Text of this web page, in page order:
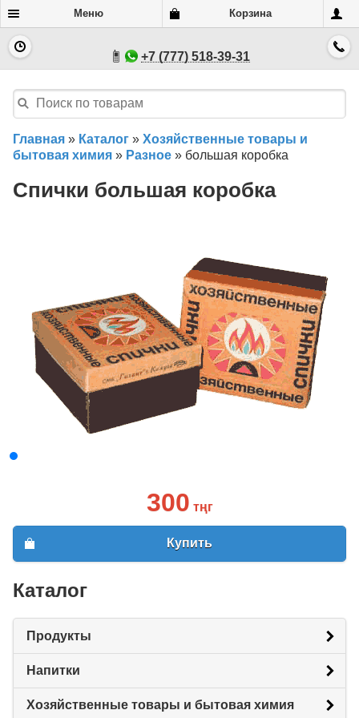
Меню Корзина
+7 (777) 518-39-31
Главная » Каталог » Хозяйственные товары и
бытовая химия » Разное » большая коробка
Спички большая коробка
300 тңг
Купить
Каталог
Продукты
Напитки
Хозяйственные товары и бытовая химия